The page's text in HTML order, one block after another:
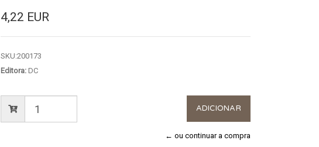
4,22 EUR
SKU:200173
Editora:DC
← ou continuar a compra